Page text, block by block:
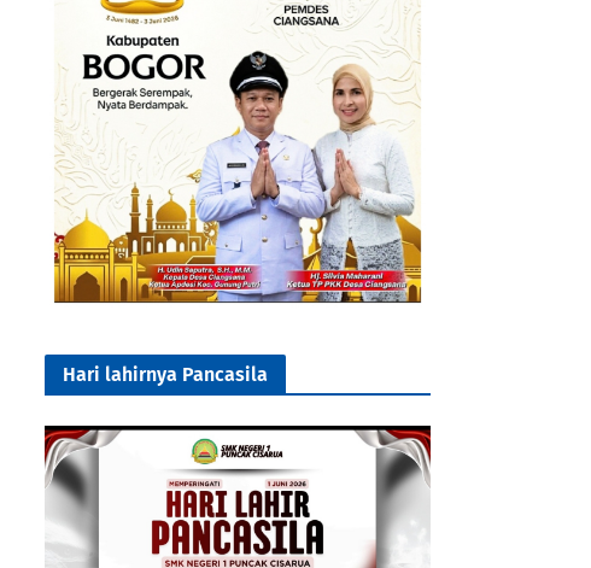
Hari lahirnya Pancasila